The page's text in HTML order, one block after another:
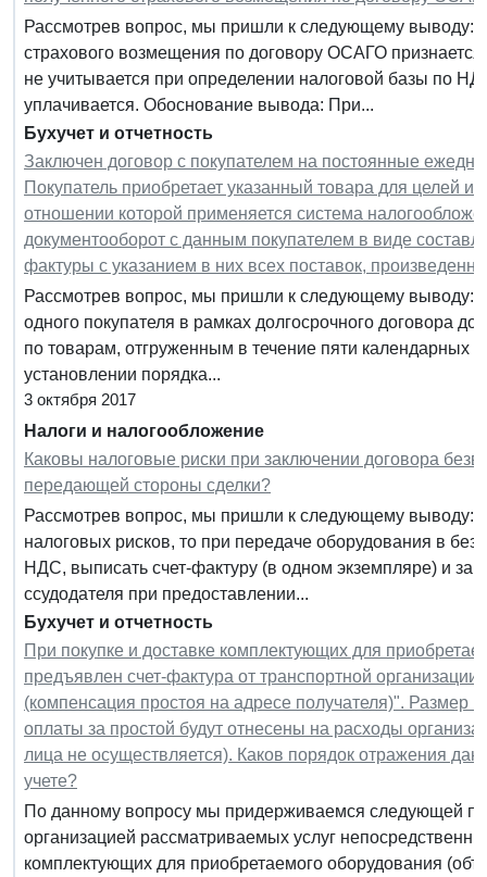
Рассмотрев вопрос, мы пришли к следующему выводу:
страхового возмещения по договору ОСАГО
не учитывается при определении налоговой базы по
уплачивается. Обоснование вывода: При...
Бухучет и отчетность
Заключен договор с покупателем на постоянные
Покупатель приобретает указанный товара для целей
отношении которой применяется система
документооборот с данным покупателем в виде
фактуры с указанием в них всех поставок,
Рассмотрев вопрос, мы пришли к следующему выводу:
одного покупателя в рамках долгосрочного договора
по товарам, отгруженным в течение пяти календарных
установлении порядка...
3 октября 2017
Налоги и налогообложение
Каковы налоговые риски при заключении договора
передающей стороны сделки?
Рассмотрев вопрос, мы пришли к следующему выводу:
налоговых рисков, то при передаче оборудования в
НДС, выписать счет-фактуру (в одном экземпляре) и
ссудодателя при предоставлении...
Бухучет и отчетность
При покупке и доставке комплектующих для
предъявлен счет-фактура от транспортной
(компенсация простоя на адресе получателя)".
оплаты за простой будут отнесены на расходы
лица не осуществляется). Каков порядок отражения
учете?
По данному вопросу мы придерживаемся следующей
организацией рассматриваемых услуг
комплектующих для приобретаемого оборудования